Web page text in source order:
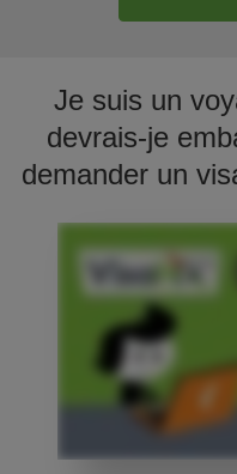
Je suis un
devrais-je
demander un